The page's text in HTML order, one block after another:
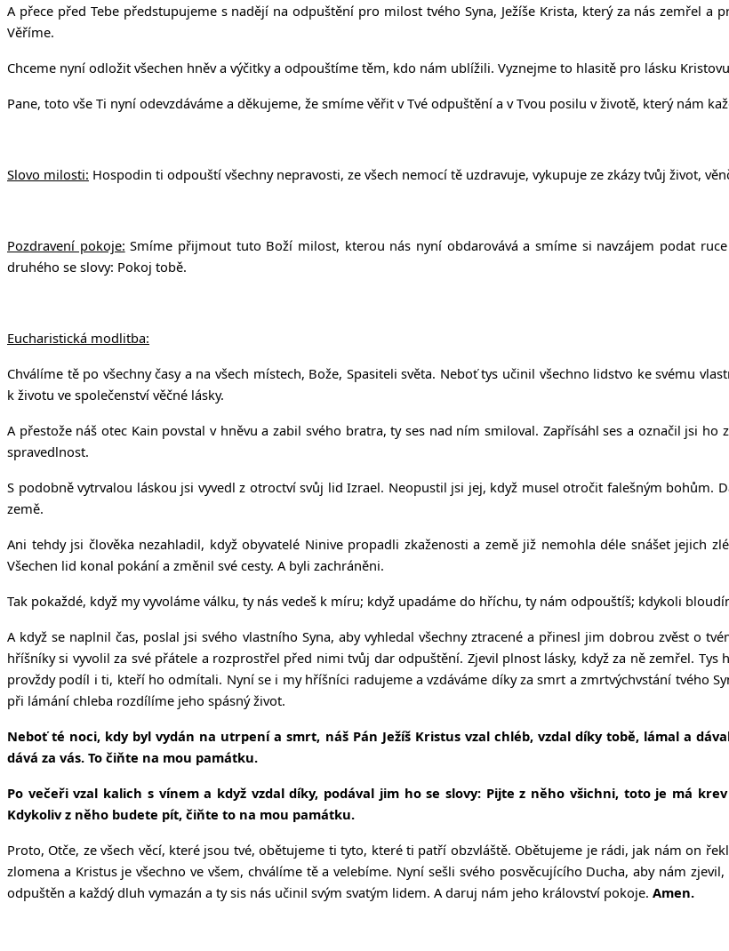
A přece před Tebe předstupujeme s nadějí na odpuštění pro milost tvého Syna, Ježíše Krista, který za nás zemřel
Věříme.
Chceme nyní odložit všechen hněv a výčitky a odpouštíme těm, kdo nám ublížili. Vyznejme to hlasitě pro lásku
Pane, toto vše Ti nyní odevzdáváme a děkujeme, že smíme věřit v Tvé odpuštění a v Tvou posilu v životě, který nám
Slovo milosti: Hospodin ti odpouští všechny nepravosti, ze všech nemocí tě uzdravuje, vykupuje ze zkázy tvůj život,
Pozdravení pokoje: Smíme přijmout tuto Boží milost, kterou nás nyní obdarovává a smíme si navzájem podat
druhého se slovy: Pokoj tobě.
Eucharistická modlitba:
Chválíme tě po všechny časy a na všech místech, Bože, Spasiteli světa. Neboť tys učinil všechno lidstvo ke svému
k životu ve společenství věčné lásky.
A přestože náš otec Kain povstal v hněvu a zabil svého bratra, ty ses nad ním smiloval. Zapřísáhl ses a označil jsi
spravedlnost.
S podobně vytrvalou láskou jsi vyvedl z otroctví svůj lid Izrael. Neopustil jsi jej, když musel otročit falešným bohům.
země.
Ani tehdy jsi člověka nezahladil, když obyvatelé Ninive propadli zkaženosti a země již nemohla déle snášet jejich
Všechen lid konal pokání a změnil své cesty. A byli zachráněni.
Tak pokaždé, když my vyvoláme válku, ty nás vedeš k míru; když upadáme do hříchu, ty nám odpouštíš; kdykoli
A když se naplnil čas, poslal jsi svého vlastního Syna, aby vyhledal všechny ztracené a přinesl jim dobrou zvěst o
hříšníky si vyvolil za své přátele a rozprostřel před nimi tvůj dar odpuštění. Zjevil plnost lásky, když za ně zemřel.
provždy podíl i ti, kteří ho odmítali. Nyní se i my hříšníci radujeme a vzdáváme díky za smrt a zmrtvýchvstání tvého
při lámání chleba rozdílíme jeho spásný život.
Neboť té noci, kdy byl vydán na utrpení a smrt, náš Pán Ježíš Kristus vzal chléb, vzdal díky tobě, lámal a
dává za vás. To čiňte na mou památku.
Po večeři vzal kalich s vínem a když vzdal díky, podával jim ho se slovy: Pijte z něho všichni, toto je má
Kdykoliv z něho budete pít, čiňte to na mou památku.
Proto, Otče, ze všech věcí, které jsou tvé, obětujeme ti tyto, které ti patří obzvláště. Obětujeme je rádi, jak nám on
zlomena a Kristus je všechno ve všem, chválíme tě a velebíme. Nyní sešli svého posvěcujícího Ducha, aby nám
odpuštěn a každý dluh vymazán a ty sis nás učinil svým svatým lidem. A daruj nám jeho království pokoje. Amen.